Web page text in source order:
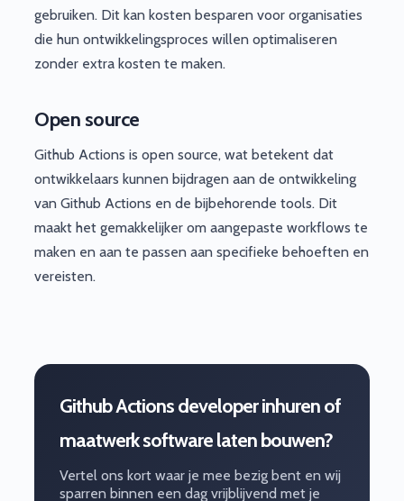
gebruiken. Dit kan kosten besparen voor organisaties
die hun ontwikkelingsproces willen optimaliseren
zonder extra kosten te maken.
Open source
Github Actions is open source, wat betekent dat
ontwikkelaars kunnen bijdragen aan de ontwikkeling
van Github Actions en de bijbehorende tools. Dit
maakt het gemakkelijker om aangepaste workflows te
maken en aan te passen aan specifieke behoeften en
vereisten.
Github Actions developer inhuren of
maatwerk software laten bouwen?
Vertel ons kort waar je mee bezig bent en wij
sparren binnen een dag vrijblijvend met je